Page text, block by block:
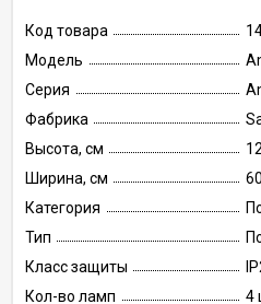
Код товара
Модель
Серия
Фабрика
Высота, см
Ширина, см
60
Категория
Тип
Класс защиты
Кол-во ламп
4